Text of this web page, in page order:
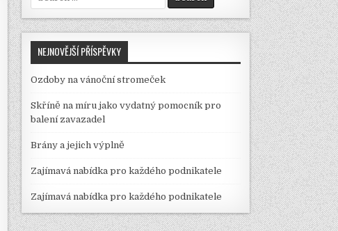
for:
NEJNOVĚJŠÍ PŘÍSPĚVKY
Ozdoby na vánoční stromeček
Skříně na míru jako vydatný pomocník pro
balení zavazadel
Brány a jejich výplně
Zajímavá nabídka pro každého podnikatele
Zajímavá nabídka pro každého podnikatele